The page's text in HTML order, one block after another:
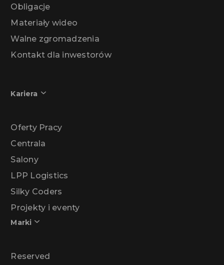
Obligacje
Materiały wideo
Walne zgromadzenia
Kontakt dla inwestorów
Kariera
Oferty Pracy
Centrala
Salony
LPP Logistics
Silky Coders
Projekty i eventy
Marki
Reserved